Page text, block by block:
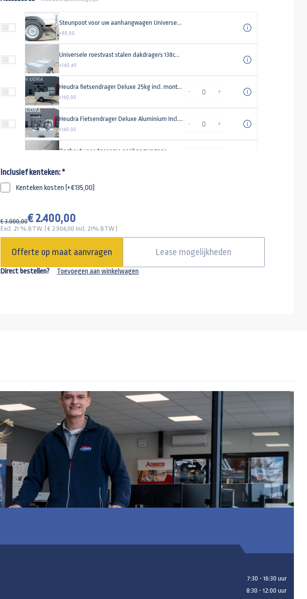
Steunpoot voor uw aanhangwagen Universeel (set)
+89,00
Universele roestvast stalen dakdragers 138cm (lengte) | voor een Anssems bagagewagen 126cm (breedte)
+140,49
Heudra fietsendrager Deluxe 25kg incl. montageset
+150,00
- +
Heudra Fietsendrager Deluxe Aluminium Incl. montage set
+160,00
- +
Oogbout voor Anssems aanhangwagens
Reservewiel 185/70 R13
Reservewielbeugel voor Anssems GT V-dissel
+17,45
Kunststof disselkist 630x306x355mm
Inclusief kenteken:*
Kenteken kosten (+€135,00)
€ 3.000,00€ 2.400,00
Excl. 21 % BTW. ( € 2.904,00 incl. 21% BTW )
Offerte op maat aanvragen Lease mogelijkheden
Direct bestellen? Toevoegen aan winkelwagen
7:30 - 16:30 uur
8:30 - 12:00 uur